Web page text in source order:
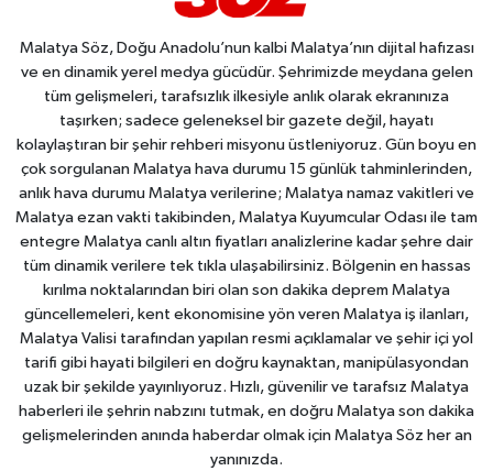
Malatya Söz, Doğu Anadolu’nun kalbi Malatya’nın dijital hafızası
ve en dinamik yerel medya gücüdür. Şehrimizde meydana gelen
tüm gelişmeleri, tarafsızlık ilkesiyle anlık olarak ekranınıza
taşırken; sadece geleneksel bir gazete değil, hayatı
kolaylaştıran bir şehir rehberi misyonu üstleniyoruz. Gün boyu en
çok sorgulanan Malatya hava durumu 15 günlük tahminlerinden,
anlık hava durumu Malatya verilerine; Malatya namaz vakitleri ve
Malatya ezan vakti takibinden, Malatya Kuyumcular Odası ile tam
entegre Malatya canlı altın fiyatları analizlerine kadar şehre dair
tüm dinamik verilere tek tıkla ulaşabilirsiniz. Bölgenin en hassas
kırılma noktalarından biri olan son dakika deprem Malatya
güncellemeleri, kent ekonomisine yön veren Malatya iş ilanları,
Malatya Valisi tarafından yapılan resmi açıklamalar ve şehir içi yol
tarifi gibi hayati bilgileri en doğru kaynaktan, manipülasyondan
uzak bir şekilde yayınlıyoruz. Hızlı, güvenilir ve tarafsız Malatya
haberleri ile şehrin nabzını tutmak, en doğru Malatya son dakika
gelişmelerinden anında haberdar olmak için Malatya Söz her an
yanınızda.